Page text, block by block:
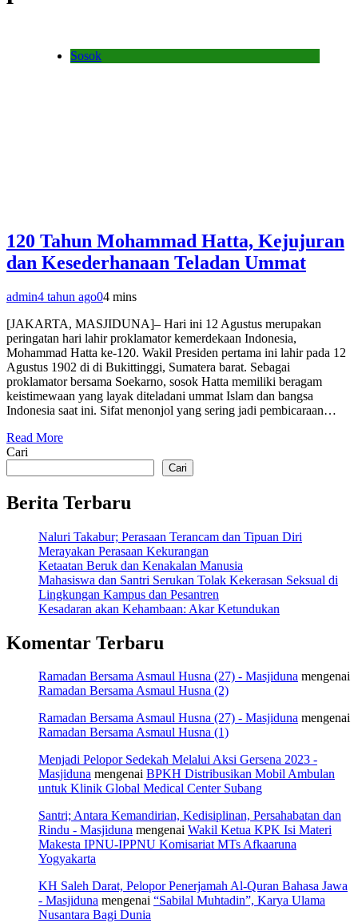
Sosok
120 Tahun Mohammad Hatta, Kejujuran
dan Kesederhanaan Teladan Ummat
admin4 tahun ago04 mins
[JAKARTA, MASJIDUNA]– Hari ini 12 Agustus merupakan
peringatan hari lahir proklamator kemerdekaan Indonesia,
Mohammad Hatta ke-120. Wakil Presiden pertama ini lahir pada 12
Agustus 1902 di di Bukittinggi, Sumatera barat. Sebagai
proklamator bersama Soekarno, sosok Hatta memiliki beragam
keistimewaan yang layak diteladani ummat Islam dan bangsa
Indonesia saat ini. Sifat menonjol yang sering jadi pembicaraan…
Read More
Cari
Cari
Berita Terbaru
Naluri Takabur; Perasaan Terancam dan Tipuan Diri
Merayakan Perasaan Kekurangan
Ketaatan Beruk dan Kenakalan Manusia
Mahasiswa dan Santri Serukan Tolak Kekerasan Seksual di
Lingkungan Kampus dan Pesantren
Kesadaran akan Kehambaan: Akar Ketundukan
Komentar Terbaru
Ramadan Bersama Asmaul Husna (27) - Masjiduna mengenai
Ramadan Bersama Asmaul Husna (2)
Ramadan Bersama Asmaul Husna (27) - Masjiduna mengenai
Ramadan Bersama Asmaul Husna (1)
Menjadi Pelopor Sedekah Melalui Aksi Gersena 2023 -
Masjiduna mengenai BPKH Distribusikan Mobil Ambulan
untuk Klinik Global Medical Center Subang
Santri; Antara Kemandirian, Kedisiplinan, Persahabatan dan
Rindu - Masjiduna mengenai Wakil Ketua KPK Isi Materi
Makesta IPNU-IPPNU Komisariat MTs Afkaaruna
Yogyakarta
KH Saleh Darat, Pelopor Penerjamah Al-Quran Bahasa Jawa
- Masjiduna mengenai “Sabilal Muhtadin”, Karya Ulama
Nusantara Bagi Dunia